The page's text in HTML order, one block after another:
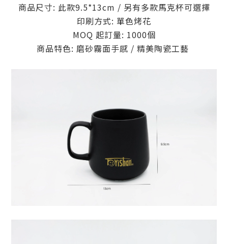
商品尺寸: 此款9.5*13cm / 另有多款馬克杯可選擇
印刷方式: 單色烤花
MOQ 起訂量: 1000個
商品特色: 磨砂霧面手感 / 精美陶瓷工藝